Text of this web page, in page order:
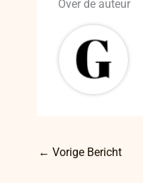
Over de auteur
← Vorige Bericht